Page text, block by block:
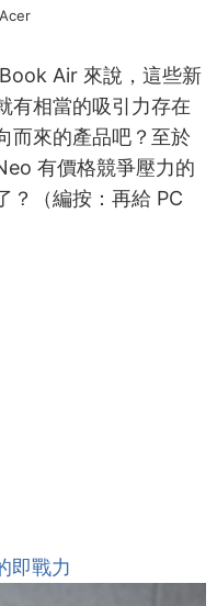
Air 來說，這些新
有相當的吸引力存在
而來的產品吧？至於
有價格競爭壓力的
？（編按：再給 PC
即戰力